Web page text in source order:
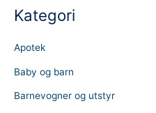
t
s
s
a
r
h
Kategori
Apotek
Baby og barn
Barnevogner og utstyr